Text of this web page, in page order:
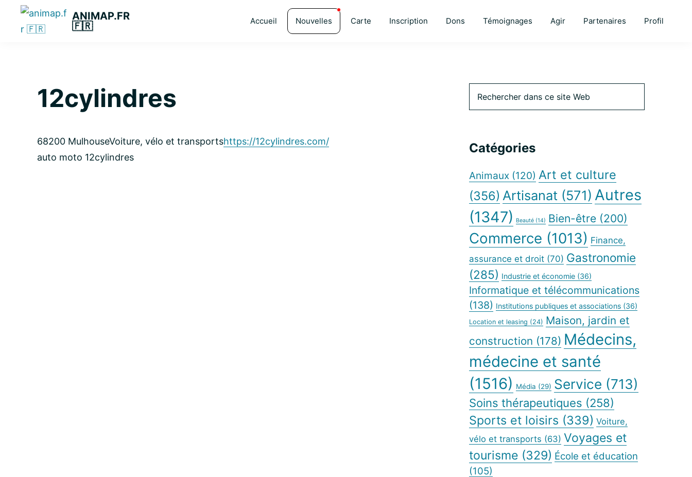
Passer
Passer
Passer
principale
ANIMAP.FR
🇫🇷
Accueil Nouvelles Carte Inscription Dons Témoignages Agir Partenaires Profil
12cylindres
68200 MulhouseVoiture, vélo et transportshttps://12cylindres.com/
auto moto 12cylindres
Barre
principale
dans
Catégories
Animaux (120) Art et culture
(356) Artisanat (571) Autres
(1347)
Beauté (14) Bien-être (200)
Commerce (1013) Finance,
assurance et droit (70) Gastronomie
(285) Industrie et économie (36)
Informatique et télécommunications
(138) Institutions publiques et associations (36)
Location et leasing (24) Maison, jardin et
construction (178) Médecins,
médecine et santé
(1516) Média (29) Service (713)
Soins thérapeutiques (258)
Sports et loisirs (339) Voiture,
vélo et transports (63) Voyages et
tourisme (329) École et éducation
(105)